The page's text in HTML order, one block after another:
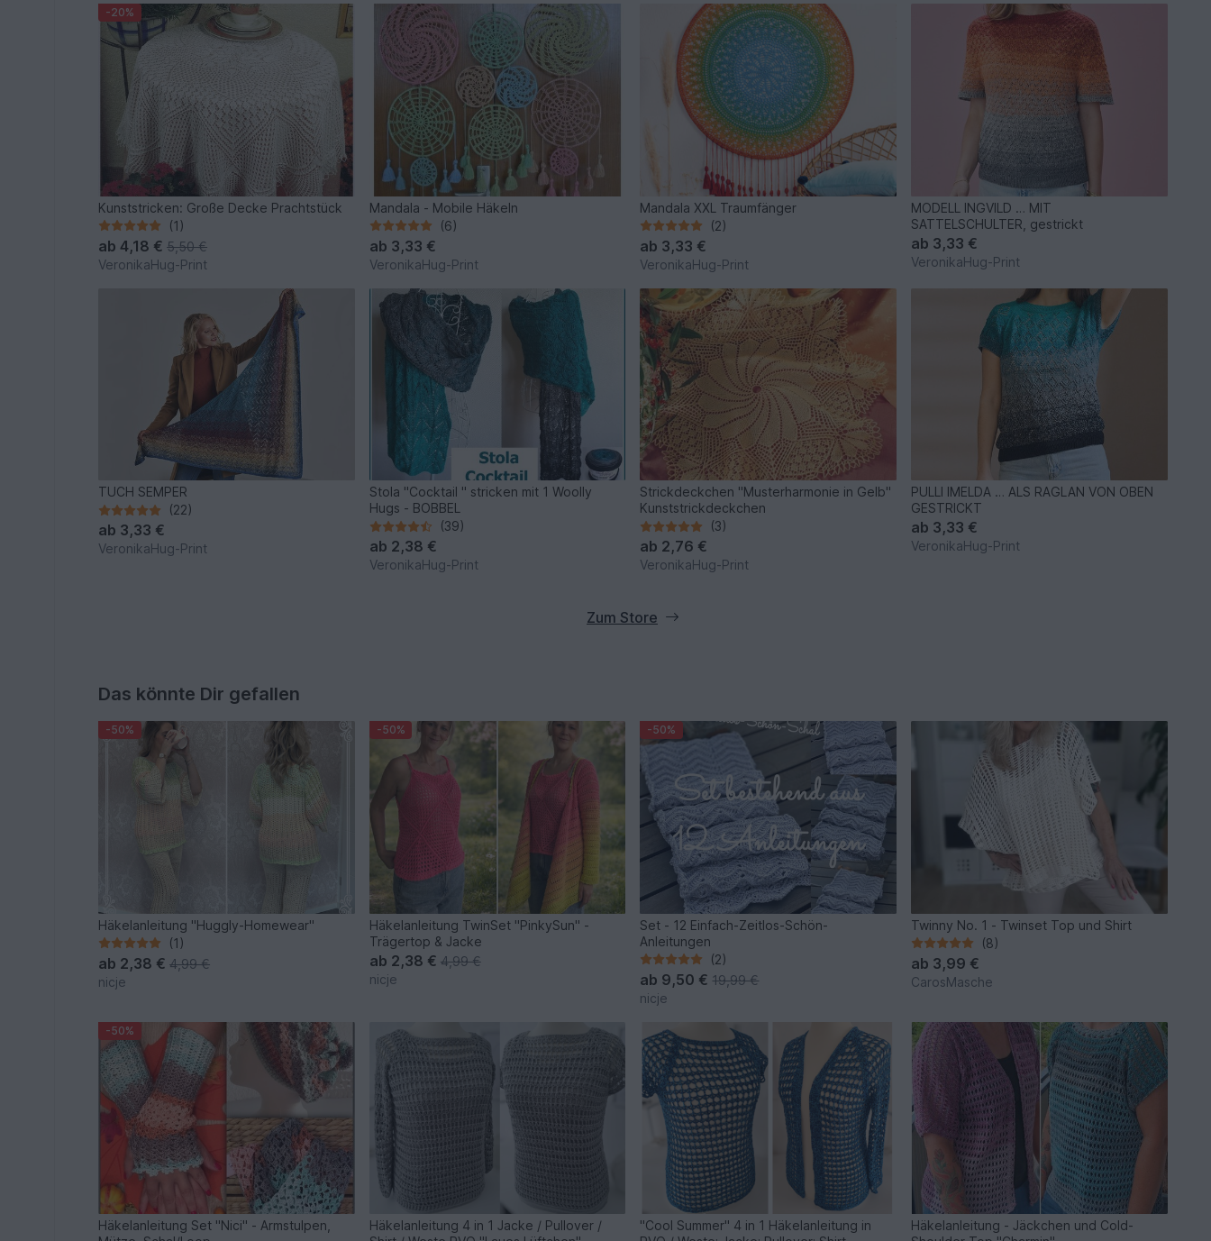
-20%
Kunststricken: Große Decke Prachtstück
(1)
ab4,18 €5,50 €
VeronikaHug-Print
Mandala - Mobile Häkeln
(6)
ab 3,33 €
VeronikaHug-Print
Mandala XXL Traumfänger
(2)
ab 3,33 €
VeronikaHug-Print
MODELL INGVILD … MIT
SATTELSCHULTER, gestrickt
ab 3,33 €
VeronikaHug-Print
TUCH SEMPER
(22)
ab 3,33 €
VeronikaHug-Print
Stola "Cocktail " stricken mit 1 Woolly
Hugs - BOBBEL
(39)
ab 2,38 €
VeronikaHug-Print
Strickdeckchen "Musterharmonie in Gelb"
Kunststrickdeckchen
(3)
ab 2,76 €
VeronikaHug-Print
PULLI IMELDA … ALS RAGLAN VON OBEN
GESTRICKT
ab 3,33 €
VeronikaHug-Print
Zum Store
Das könnte Dir gefallen
-50%
Häkelanleitung "Huggly-Homewear"
(1)
ab 2,38 €4,99 €
nicje
-50%
Häkelanleitung TwinSet "PinkySun" -
Trägertop & Jacke
ab 2,38 € 4,99 €
nicje
-50%
Set - 12 Einfach-Zeitlos-Schön-
Anleitungen
(2)
ab 9,50 € 19,99 €
nicje
Twinny No. 1 - Twinset Top und Shirt
(8)
ab 3,99 €
CarosMasche
-50%
Häkelanleitung Set "Nici" - Armstulpen,
Häkelanleitung 4 in 1 Jacke / Pullover /
"Cool Summer" 4 in 1 Häkelanleitung in
Häkelanleitung - Jäckchen und Cold-